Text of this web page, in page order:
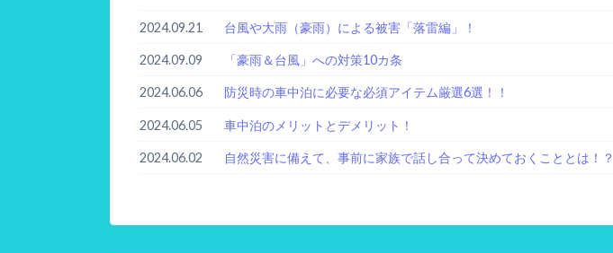
2024.09.21 台風や大雨（豪雨）による被害「落雷編」！
2024.09.09 「豪雨＆台風」への対策10カ条
2024.06.06 防災時の車中泊に必要な必須アイテム厳選6選！！
2024.06.05 車中泊のメリットとデメリット！
2024.06.02 自然災害に備えて、事前に家族で話し合って決めておくこととは！？